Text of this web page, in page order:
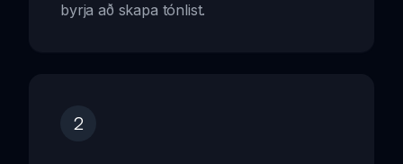
byrja að skapa tónlist.
2